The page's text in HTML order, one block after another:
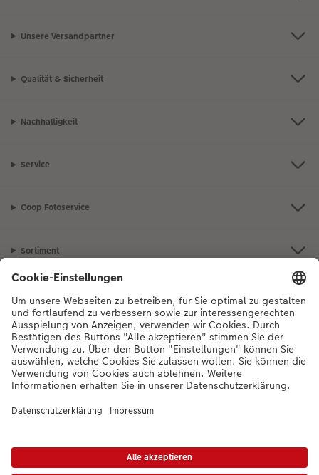
Unsere Versandpartner
Qualität & Sicherheit
Nachhaltigkeit
Service
Coop Fotoservice
Sortiment
Bei Fragen zu Produkten oder der Bestellung können Sie uns gerne von
Montag bis Samstag von 8:00 – 20:00 Uhr und Sonntag von 10:00 –
20:00 Uhr (gesetzliche Feiertage ausgenommen) unter der
Telefonnummer044 499 10 36kontaktieren.
*Die Preise gelten inkl. MWST zzgl. Versandkosten gem.